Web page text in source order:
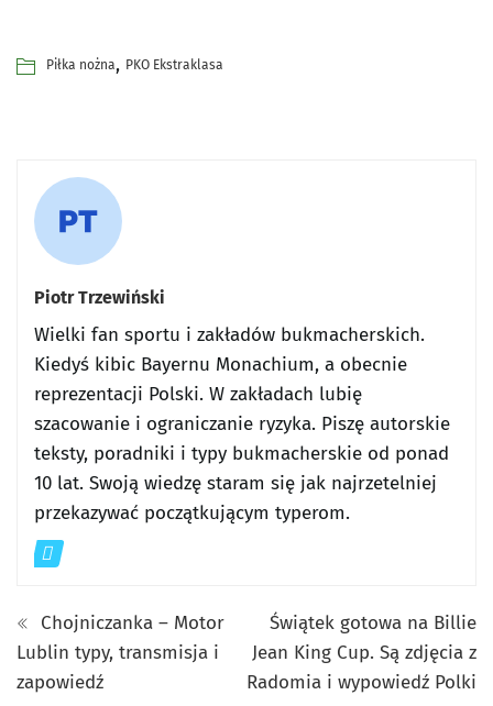
Piłka nożna, PKO Ekstraklasa
Piotr Trzewiński
Wielki fan sportu i zakładów bukmacherskich.
Kiedyś kibic Bayernu Monachium, a obecnie
reprezentacji Polski. W zakładach lubię
szacowanie i ograniczanie ryzyka. Piszę autorskie
teksty, poradniki i typy bukmacherskie od ponad
10 lat. Swoją wiedzę staram się jak najrzetelniej
przekazywać początkującym typerom.
Chojniczanka – Motor
Lublin typy, transmisja i
zapowiedź
Świątek gotowa na Billie
Jean King Cup. Są zdjęcia z
Radomia i wypowiedź Polki